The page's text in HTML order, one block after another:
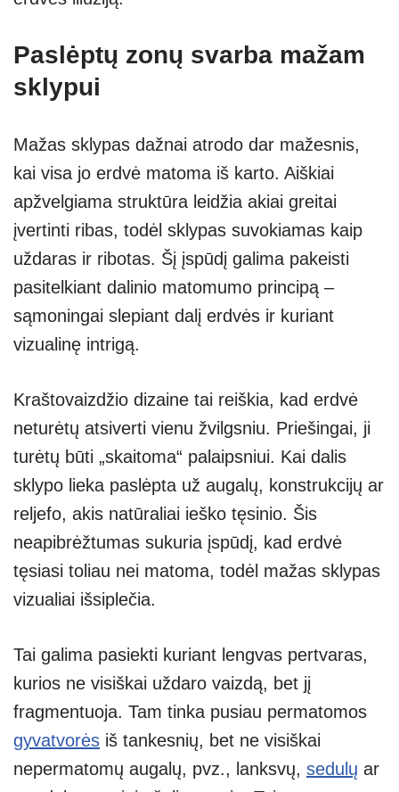
Paslėptų zonų svarba mažam
sklypui
Mažas sklypas dažnai atrodo dar mažesnis,
kai visa jo erdvė matoma iš karto. Aiškiai
apžvelgiama struktūra leidžia akiai greitai
įvertinti ribas, todėl sklypas suvokiamas kaip
uždaras ir ribotas. Šį įspūdį galima pakeisti
pasitelkiant dalinio matomumo principą –
sąmoningai slepiant dalį erdvės ir kuriant
vizualinę intrigą.
Kraštovaizdžio dizaine tai reiškia, kad erdvė
neturėtų atsiverti vienu žvilgsniu. Priešingai, ji
turėtų būti „skaitoma“ palaipsniui. Kai dalis
sklypo lieka paslėpta už augalų, konstrukcijų ar
reljefo, akis natūraliai ieško tęsinio. Šis
neapibrėžtumas sukuria įspūdį, kad erdvė
tęsiasi toliau nei matoma, todėl mažas sklypas
vizualiai išsiplečia.
Tai galima pasiekti kuriant lengvas pertvaras,
kurios ne visiškai uždaro vaizdą, bet jį
fragmentuoja. Tam tinka pusiau permatomos
gyvatvorės iš tankesnių, bet ne visiškai
nepermatomų augalų, pvz., lanksvų, sedulų ar